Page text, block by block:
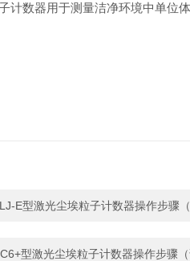
计数器用于测量洁净环境中单位
E型激光尘埃粒子计数器操作步骤
型激光尘埃粒子计数器操作步骤